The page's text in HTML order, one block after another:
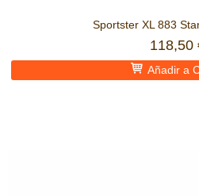
Sportster XL 883
118,50
Añadir a